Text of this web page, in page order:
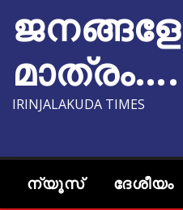
മാത്രം….
IRINJALAKUDA TIMES
ന്യൂസ് ദേശീയം